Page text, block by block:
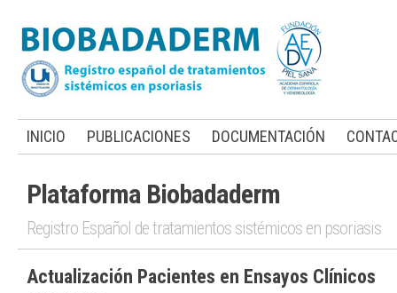
INICIO PUBLICACIONES DOCUMENTACIÓN
Plataforma Biobadaderm
Registro Español de tratamientos sistémicos en psoriasis
Actualización Pacientes en Ensayos Clínicos